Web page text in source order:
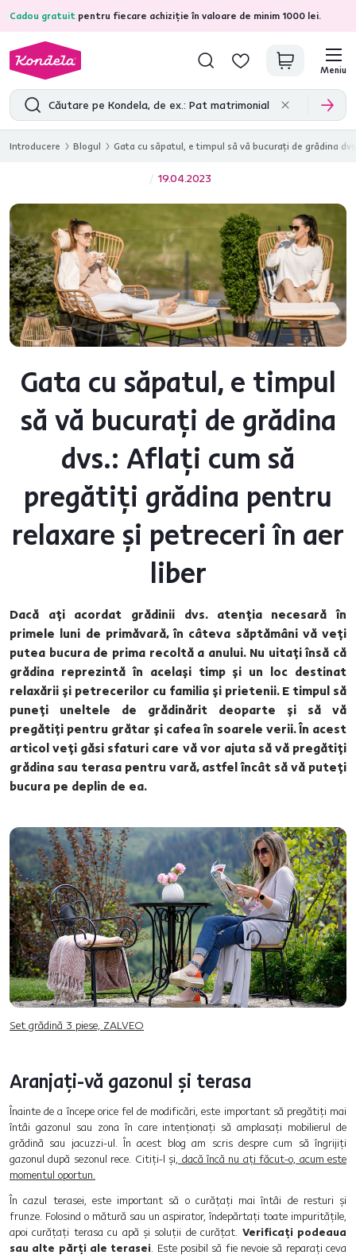
Cadou gratuit pentru fiecare achiziție în valoare de minim 1000 lei.
4,7 31.285recenzii de produs verificate
Meniu
Introducere Blogul Gata cu săpatul, e timpul să vă bucurați de grădina
19.04.2023
Gata cu săpatul, e timpul
să vă bucurați de grădina
dvs.: Aflați cum să
pregătiți grădina pentru
relaxare și petreceri în aer
liber
Dacă ați acordat grădinii dvs. atenția necesară în
primele luni de primăvară, în câteva săptămâni vă veți
putea bucura de prima recoltă a anului. Nu uitați însă că
grădina reprezintă în același timp și un loc destinat
relaxării și petrecerilor cu familia și prietenii. E timpul să
puneți uneltele de grădinărit deoparte și să vă
pregătiți pentru grătar și cafea în soarele verii. În acest
articol veți găsi sfaturi care vă vor ajuta să vă pregătiți
grădina sau terasa pentru vară, astfel încât să vă puteți
bucura pe deplin de ea.
Set grădină 3 piese, ZALVEO
Aranjați-vă gazonul și terasa
Înainte de a începe orice fel de modificări, este important să pregătiți mai
întâi gazonul sau zona în care intenționați să amplasați mobilierul de
grădină sau jacuzzi-ul. În acest blog am scris despre cum să îngrijiți
gazonul după sezonul rece. Citiți-l și, dacă încă nu ați făcut-o, acum este
momentul oportun.
În cazul terasei, este important să o curățați mai întâi de resturi și
frunze. Folosind o mătură sau un aspirator, îndepărtați toate impuritățile,
apoi curățați terasa cu apă și soluții de curățat. Verificați podeaua
sau alte părți ale terasei . Este posibil să fie nevoie să reparați ceva